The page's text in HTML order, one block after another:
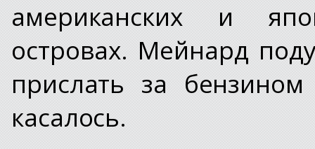
американских и
островах. Мейнард
прислать за
касалось.